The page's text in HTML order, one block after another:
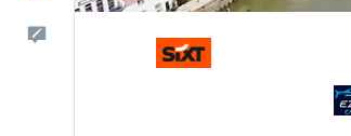
Comentários